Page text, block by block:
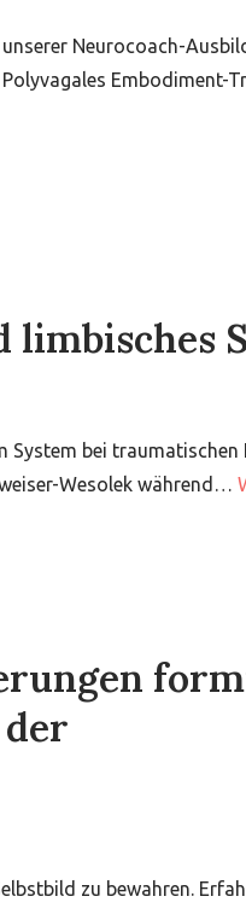
Neurocoach-
Embodiment-
bei traumatischen
Wesolek während…
zu bewahren.